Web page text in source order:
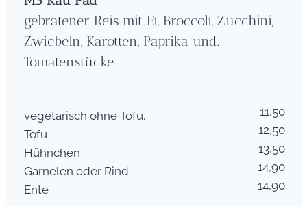
gebratener Reis mit Ei, Broccoli, Zucchini,
Zwiebeln, Karotten, Paprika und.
Tomatenstücke
vegetarisch ohne Tofu.
Tofu
Hühnchen
Garnelen oder Rind
Ente
11,50
12,50
13,50
14,90
14,90